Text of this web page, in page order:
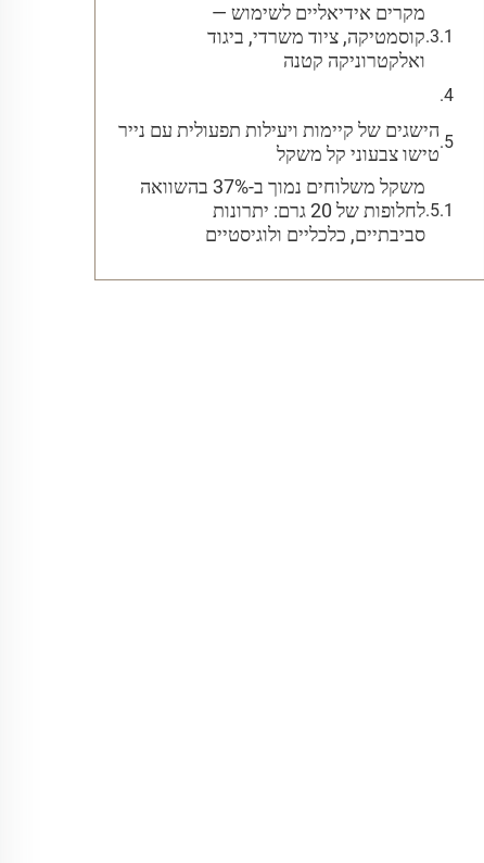
מקרים אידיאליים לשימוש —
קוסמטיקה, ציוד משרדי, ביגוד
ואלקטרוניקה קטנה
הישגים של קיימות ויעילות תפעולית עם נייר
טישו צבעוני קל משקל
משקל משלוחים נמוך ב-37% בהשוואה
לחלופות של 20 גרם: יתרונות
סביבתיים, כלכליים ולוגיסטיים